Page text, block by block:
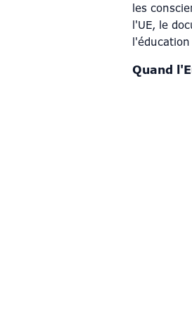
les
l'UE, le
Quand